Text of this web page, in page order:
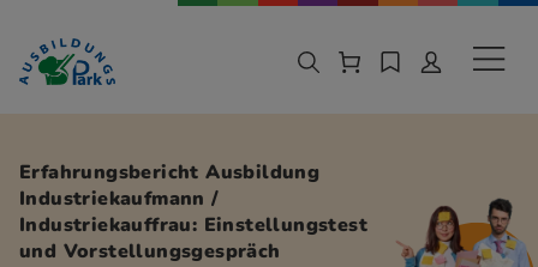
Zur Navigation springen
Zu den Hauptinhalten springen
Erfahrungsbericht Ausbildung
Industriekaufmann /
Industriekauffrau: Einstellungstest
und Vorstellungsgespräch